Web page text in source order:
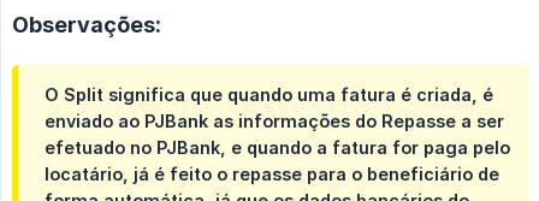
Observações:
O Split significa que quando uma fatura é criada, é
enviado ao PJBank as informações do Repasse a ser
efetuado no PJBank, e quando a fatura for paga pelo
locatário, já é feito o repasse para o beneficiário de